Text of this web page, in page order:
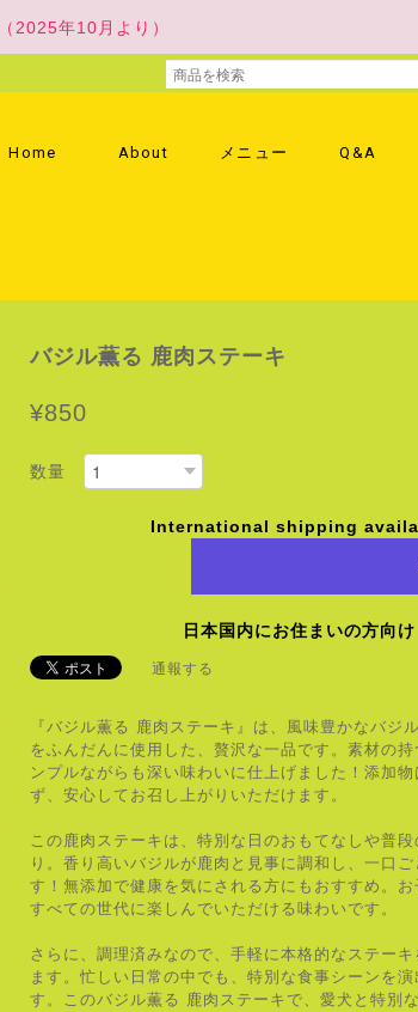
2025年10月より）
Home About メニュー Q&A
バジル薫る 鹿肉ステーキ
¥850
数量
International shipping
日本国内にお住まいの方向け
通報する
『バジル薫る 鹿肉ステーキ』は、風味豊かなバジ
をふんだんに使用した、贅沢な一品です。素材の
ンプルながらも深い味わいに仕上げました！添加
ず、安心してお召し上がりいただけます。
この鹿肉ステーキは、特別な日のおもてなしや普段
り。香り高いバジルが鹿肉と見事に調和し、一口
す！無添加で健康を気にされる方にもおすすめ。お
すべての世代に楽しんでいただける味わいです。
さらに、調理済みなので、手軽に本格的なステー
ます。忙しい日常の中でも、特別な食事シーンを演
す。このバジル薫る 鹿肉ステーキで、愛犬と特別